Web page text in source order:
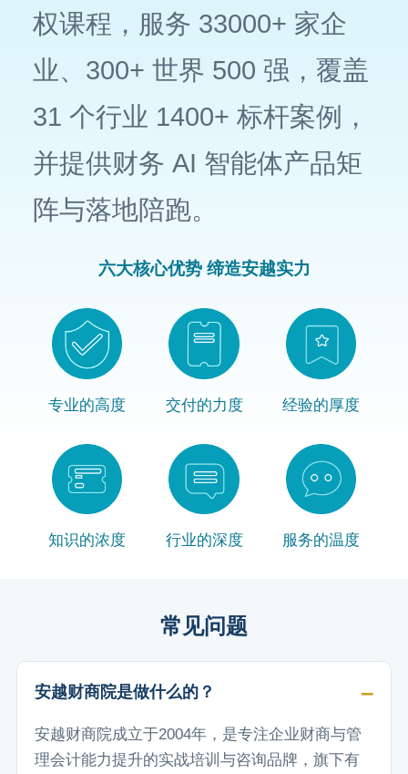
权课程，服务 33000+ 家企
业、300+ 世界 500 强，覆盖
31 个行业 1400+ 标杆案例，
并提供财务 AI 智能体产品矩
阵与落地陪跑。
六大核心优势 缔造安越实力
专业的高度 交付的力度 经验的厚度
知识的浓度 行业的深度 服务的温度
常见问题
安越财商院是做什么的？
安越财商院成立于2004年，是专注企业财商与管
理会计能力提升的实战培训与咨询品牌，旗下有